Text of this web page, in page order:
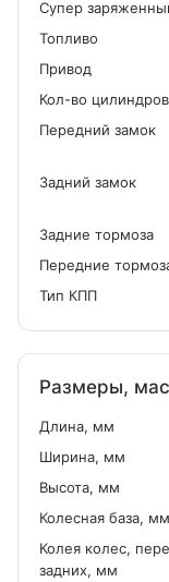
Cупер
Топливо
Привод
Кол-во цилиндров
Передний замок
Задний замок
Задние тормоза
Передние
Тип КПП
Размеры,
Длина, мм
Ширина, мм
Высота, мм
Колесная база, мм
Колея колес,
задних, мм